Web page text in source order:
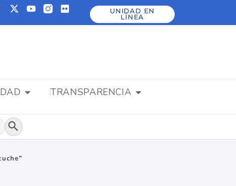
UNIDAD EN
LÍNEA
TRANSPARENCIA
Botón de búsqueda